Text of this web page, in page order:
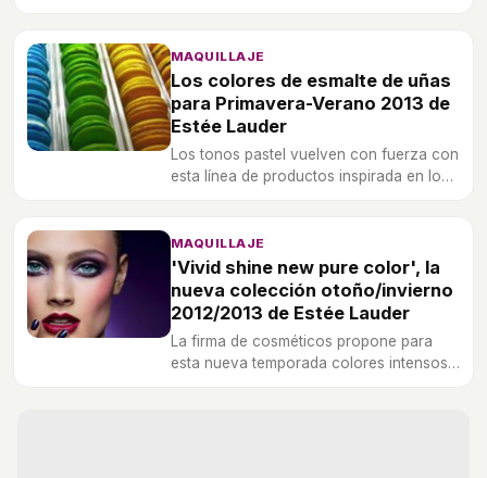
MAQUILLAJE
Los colores de esmalte de uñas
para Primavera-Verano 2013 de
Estée Lauder
Los tonos pastel vuelven con fuerza con
esta línea de productos inspirada en los
MAQUILLAJE
'Vivid shine new pure color', la
nueva colección otoño/invierno
2012/2013 de Estée Lauder
La firma de cosméticos propone para
esta nueva temporada colores intensos